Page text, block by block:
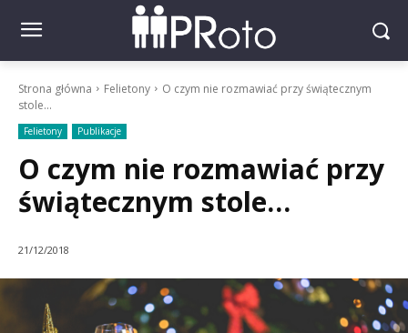
Strona główna Felietony
O czym nie rozmawiać przy świątecznym
stole...
Felietony Publikacje
O czym nie rozmawiać przy
świątecznym stole…
21/12/2018